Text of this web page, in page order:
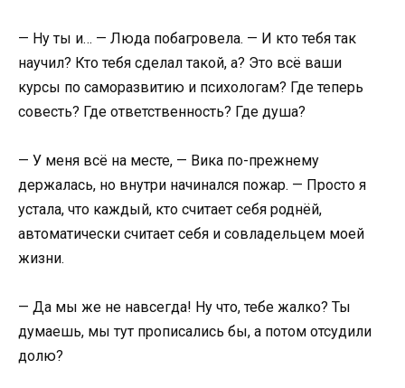
— Ну ты и… — Люда побагровела. — И кто тебя так
научил? Кто тебя сделал такой, а? Это всё ваши
курсы по саморазвитию и психологам? Где теперь
совесть? Где ответственность? Где душа?
— У меня всё на месте, — Вика по-прежнему
держалась, но внутри начинался пожар. — Просто я
устала, что каждый, кто считает себя роднёй,
автоматически считает себя и совладельцем моей
жизни.
— Да мы же не навсегда! Ну что, тебе жалко? Ты
думаешь, мы тут прописались бы, а потом отсудили
долю?